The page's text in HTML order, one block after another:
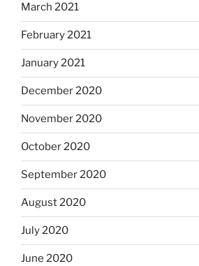
March 2021
February 2021
January 2021
December 2020
November 2020
October 2020
September 2020
August 2020
July 2020
June 2020